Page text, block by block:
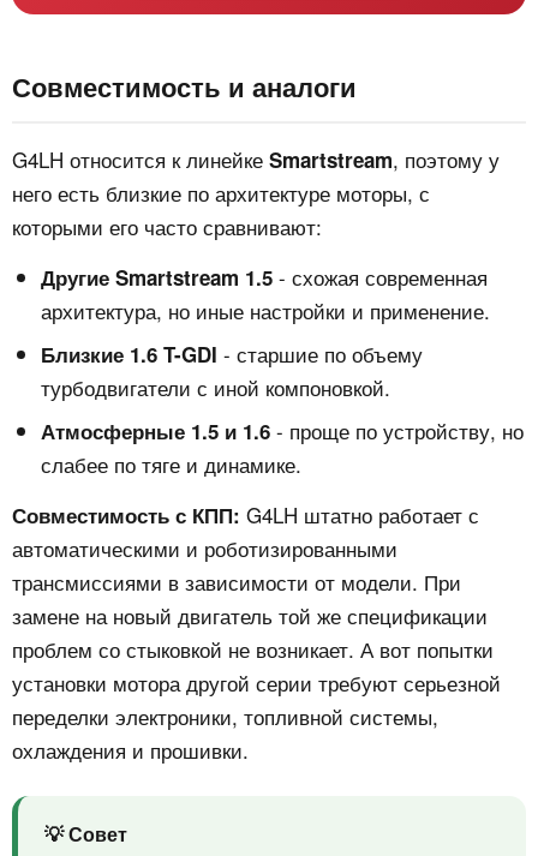
Совместимость и аналоги
G4LH относится к линейке Smartstream, поэтому у
него есть близкие по архитектуре моторы, с
которыми его часто сравнивают:
Другие Smartstream 1.5 - схожая современная
архитектура, но иные настройки и применение.
Близкие 1.6 T-GDI - старшие по объему
турбодвигатели с иной компоновкой.
Атмосферные 1.5 и 1.6 - проще по устройству, но
слабее по тяге и динамике.
Совместимость с КПП: G4LH штатно работает с
автоматическими и роботизированными
трансмиссиями в зависимости от модели. При
замене на новый двигатель той же спецификации
проблем со стыковкой не возникает. А вот попытки
установки мотора другой серии требуют серьезной
переделки электроники, топливной системы,
охлаждения и прошивки.
💡 Совет